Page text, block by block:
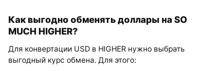
Как выгодно обменять доллары на SO
MUCH HIGHER?
Для конвертации USD в HIGHER нужно выбрать
выгодный курс обмена. Для этого: